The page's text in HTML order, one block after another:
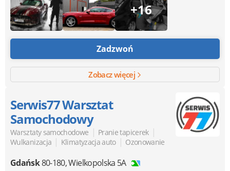
+16
Zadzwoń
Zobacz więcej
Serwis77 Warsztat
Samochodowy
Warsztaty samochodowe | Pranie tapicerek |
Wulkanizacja | Klimatyzacja auto | Ozonowanie
Gdańsk80-180,Wielkopolska 5A